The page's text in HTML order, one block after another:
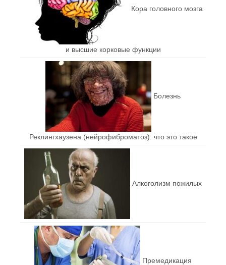
Кора головного мозга
и высшие корковые функции
Болезнь
Реклингхаузена (нейрофиброматоз): что это такое
Алкоголизм пожилых
Премедикация